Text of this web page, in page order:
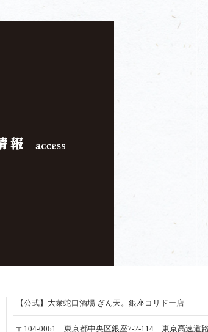
【公式】大衆蛇口酒場 ぎん天。銀座コリドー店
〒104-0061 東京都中央区銀座7-2-114 東京高速道